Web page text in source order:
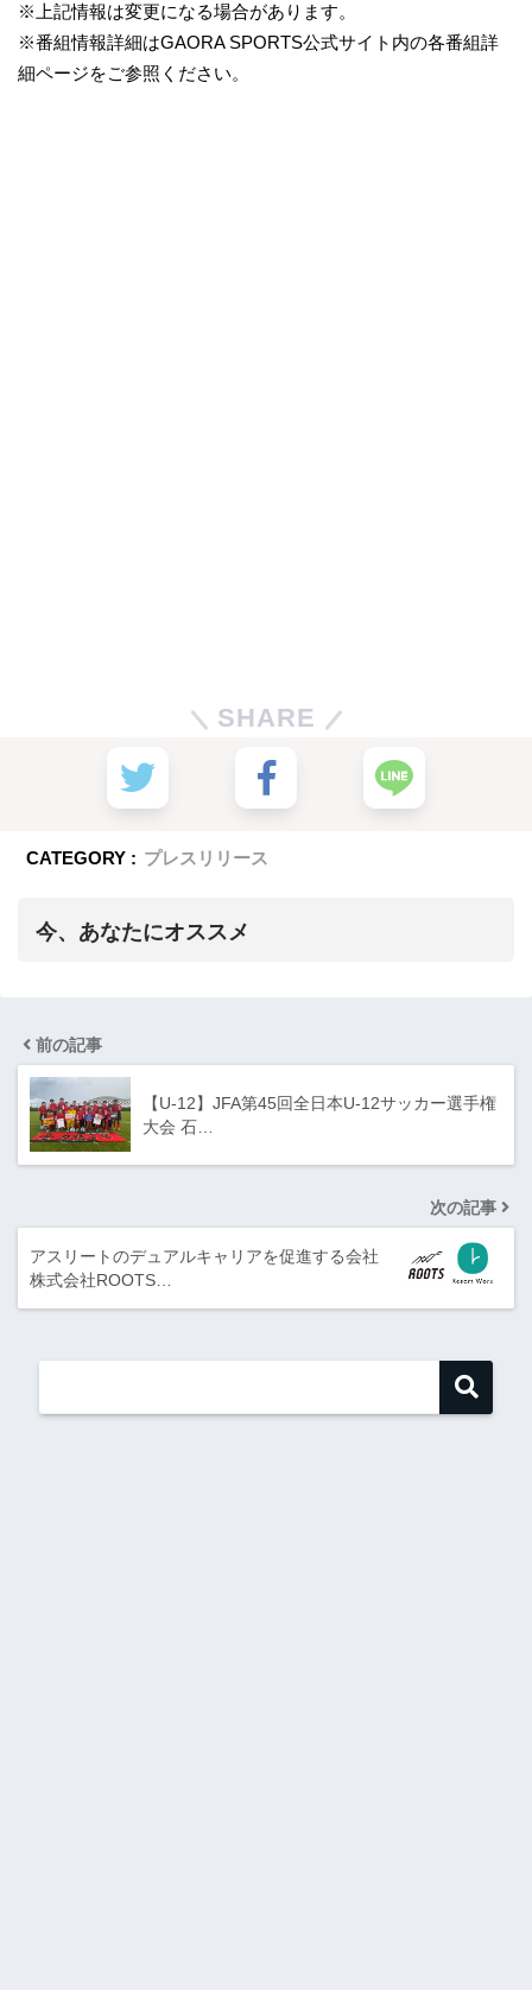
※上記情報は変更になる場合があります。
※番組情報詳細はGAORA SPORTS公式サイト内の各番組詳
細ページをご参照ください。
SHARE
CATEGORY : プレスリリース
今、あなたにオススメ
前の記事
【U-12】JFA第45回全日本U-12サッカー選手権
大会 石…
次の記事
アスリートのデュアルキャリアを促進する会社
株式会社ROOTS…